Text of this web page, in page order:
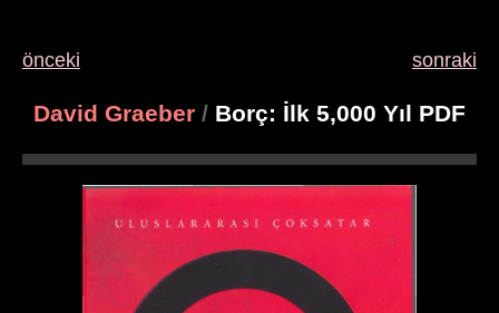
önceki sonraki
David Graeber / Borç: İlk 5,000 Yıl PDF